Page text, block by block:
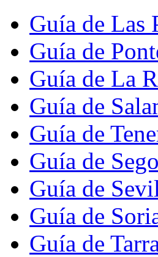
Guía de Las
Guía de
Guía de La
Guía de
Guía de
Guía de
Guía de
Guía de
Guía de